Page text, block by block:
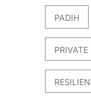
PADIH
PRIVATE